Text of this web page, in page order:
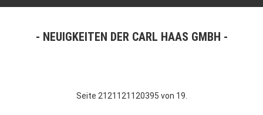
NEUIGKEITEN DER CARL HAAS GMBH
Seite 2121121120395 von 19.